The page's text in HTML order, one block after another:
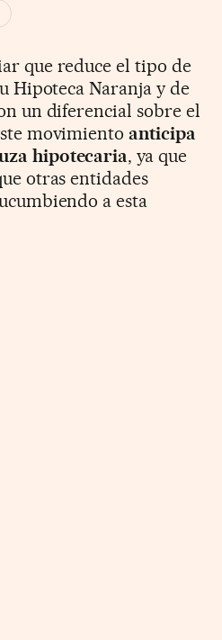
que reduce el tipo de
Hipoteca Naranja y de
un diferencial sobre el
movimientoanticipa
hipotecaria, ya que
otras entidades
a esta